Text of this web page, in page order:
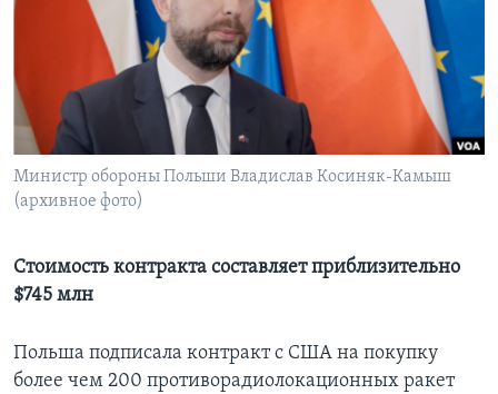
Learning English
СОЦИАЛЬНЫЕ СЕТИ
Языки
Министр обороны Польши Владислав Косиняк-Камыш
(архивное фото)
Стоимость контракта составляет приблизительно
$745 млн
Польша подписала контракт с США на покупку
более чем 200 противорадиолокационных ракет